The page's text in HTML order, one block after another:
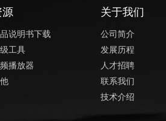
源
说明书下载
工具
播放器
关于我们
公司简介
发展历程
人才招聘
联系我们
技术介绍